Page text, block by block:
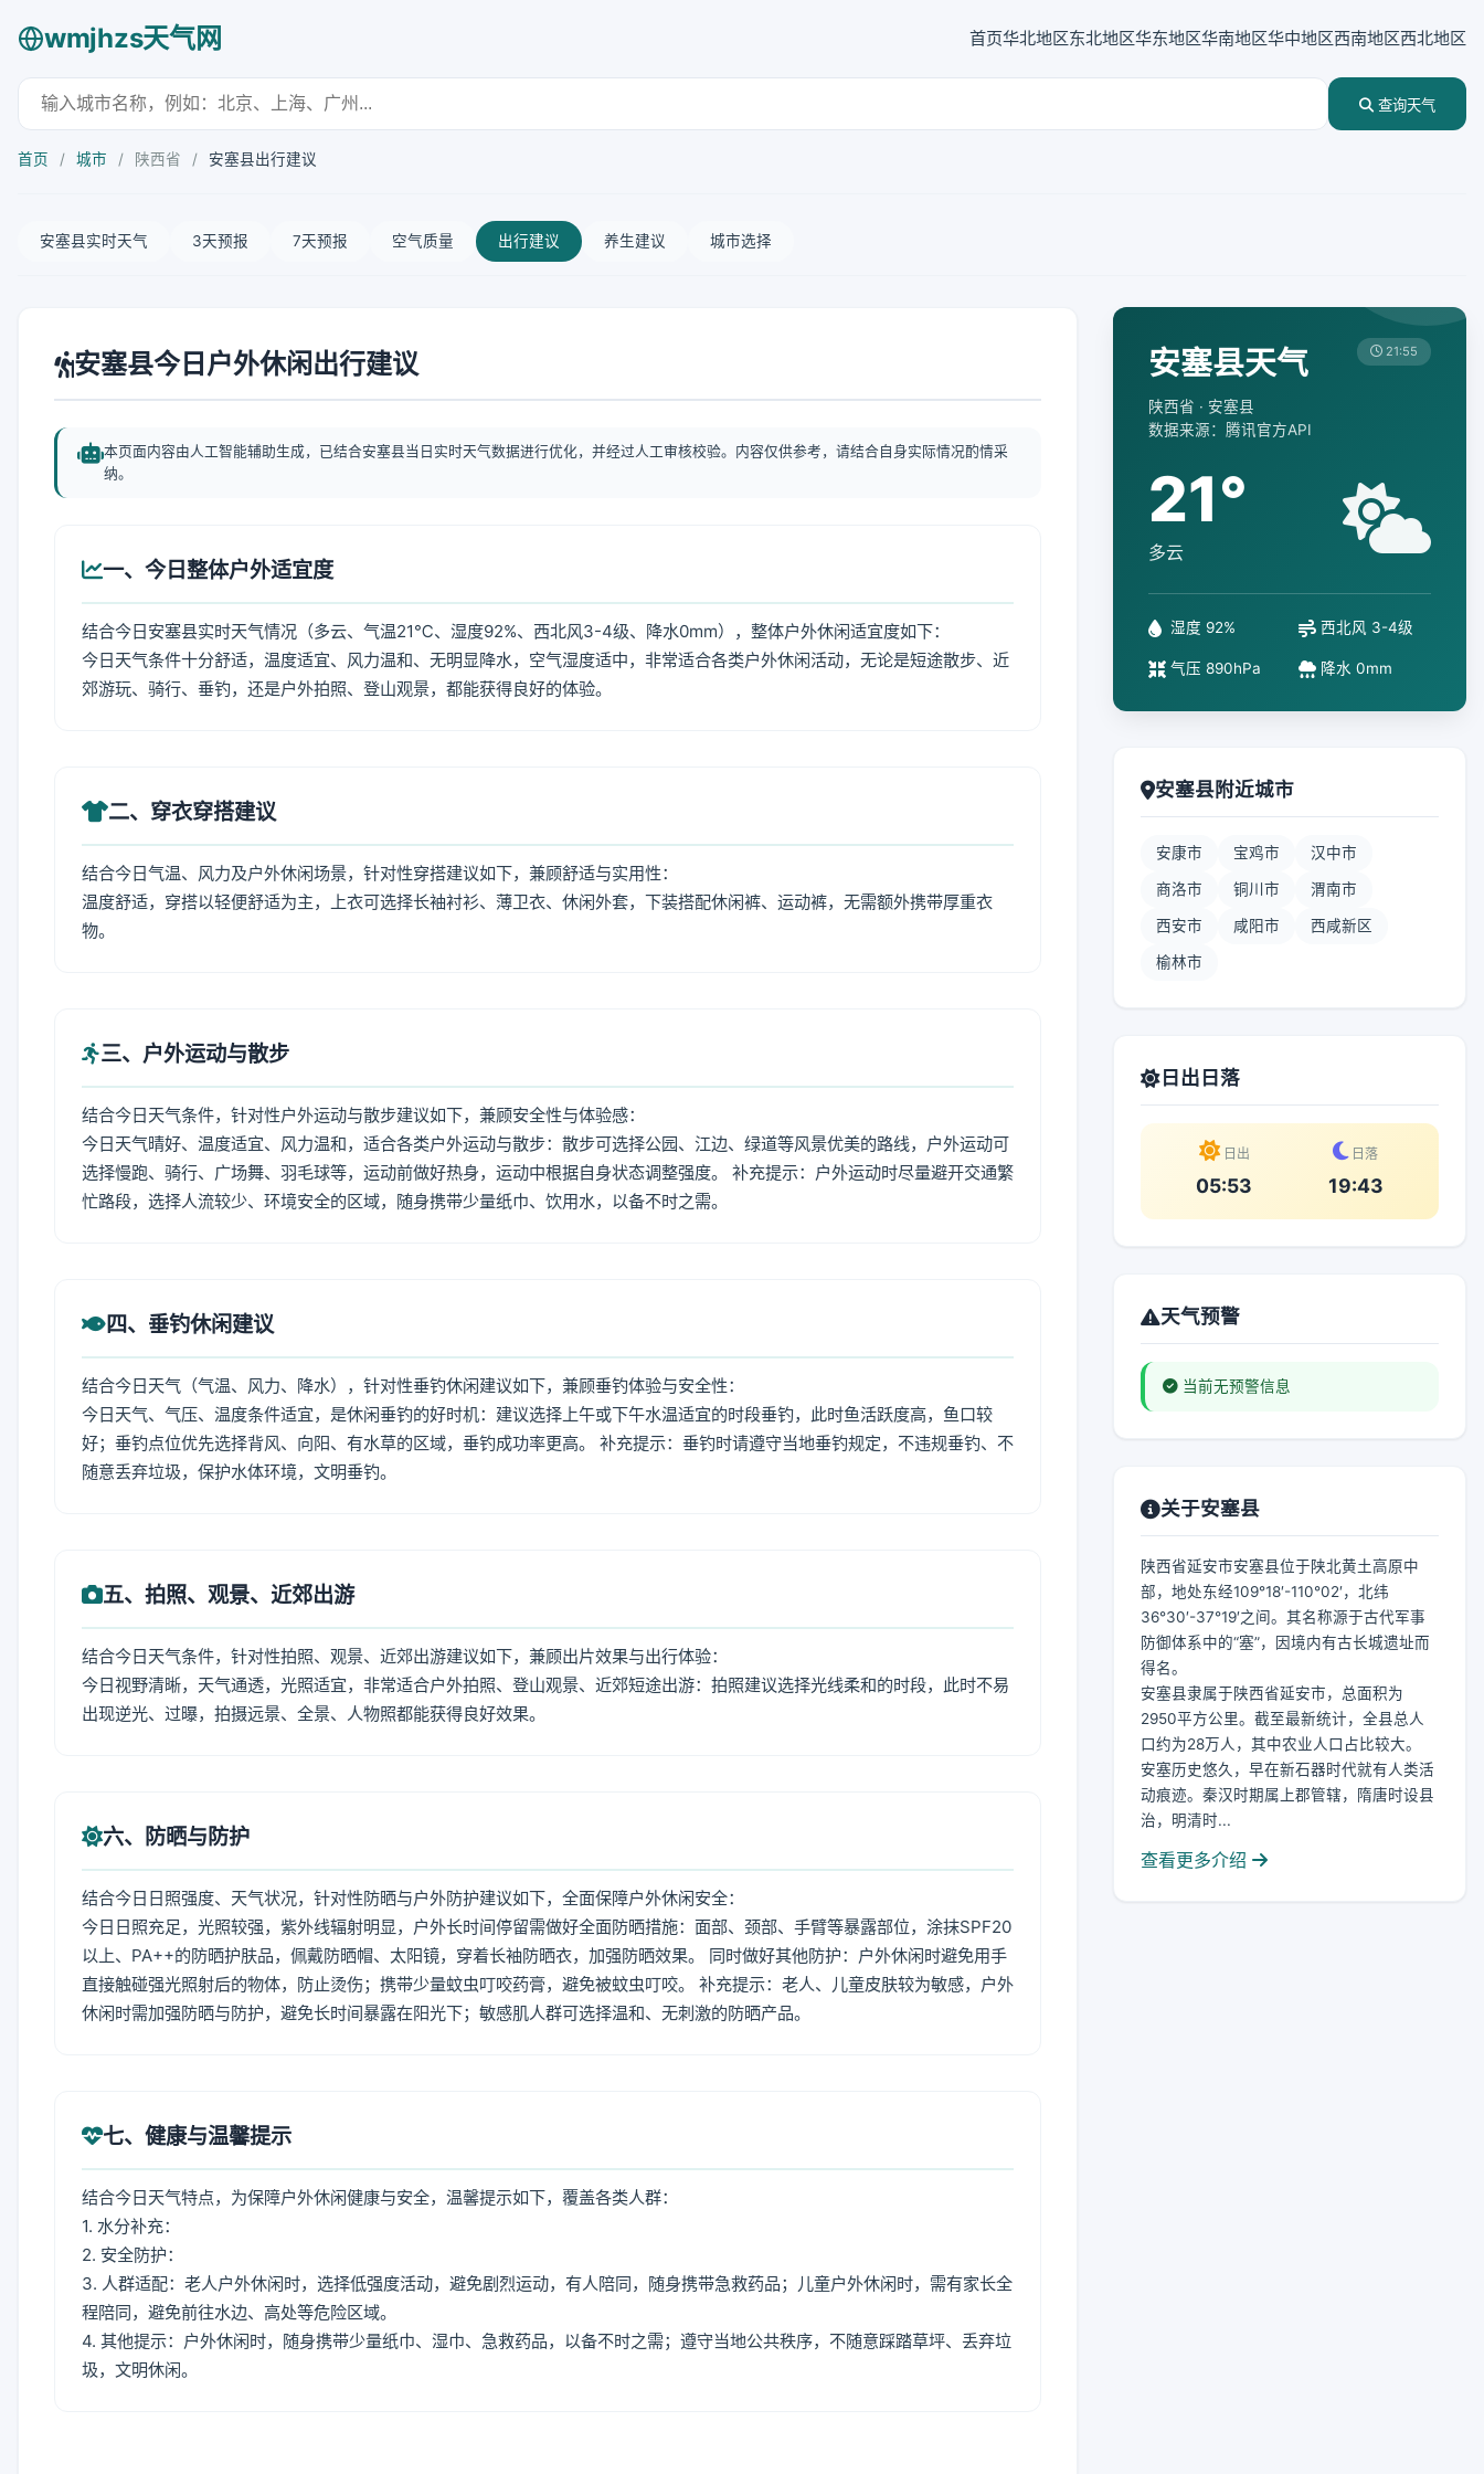
wmjhzs天气网 首页华北地区东北地区华东地区华南地区华中地区西南地区西北地区
查询天气
首页 / 城市 / 陕西省 / 安塞县出行建议
安塞县实时天气 3天预报 7天预报 空气质量 出行建议 养生建议 城市选择
安塞县今日户外休闲出行建议
本页面内容由人工智能辅助生成，已结合安塞县当日实时天气数据进行优化，并经过人工审核校验。内容仅供参考，请结合自身实际情况酌情采
纳。
一、今日整体户外适宜度
结合今日安塞县实时天气情况（多云、气温21℃、湿度92%、西北风3-4级、降水0mm），整体户外休闲适宜度如下：
今日天气条件十分舒适，温度适宜、风力温和、无明显降水，空气湿度适中，非常适合各类户外休闲活动，无论是短途散步、近
郊游玩、骑行、垂钓，还是户外拍照、登山观景，都能获得良好的体验。
二、穿衣穿搭建议
结合今日气温、风力及户外休闲场景，针对性穿搭建议如下，兼顾舒适与实用性：
温度舒适，穿搭以轻便舒适为主，上衣可选择长袖衬衫、薄卫衣、休闲外套，下装搭配休闲裤、运动裤，无需额外携带厚重衣
物。
三、户外运动与散步
结合今日天气条件，针对性户外运动与散步建议如下，兼顾安全性与体验感：
今日天气晴好、温度适宜、风力温和，适合各类户外运动与散步：散步可选择公园、江边、绿道等风景优美的路线，户外运动可
选择慢跑、骑行、广场舞、羽毛球等，运动前做好热身，运动中根据自身状态调整强度。 补充提示：户外运动时尽量避开交通繁
忙路段，选择人流较少、环境安全的区域，随身携带少量纸巾、饮用水，以备不时之需。
四、垂钓休闲建议
结合今日天气（气温、风力、降水），针对性垂钓休闲建议如下，兼顾垂钓体验与安全性：
今日天气、气压、温度条件适宜，是休闲垂钓的好时机：建议选择上午或下午水温适宜的时段垂钓，此时鱼活跃度高，鱼口较
好；垂钓点位优先选择背风、向阳、有水草的区域，垂钓成功率更高。 补充提示：垂钓时请遵守当地垂钓规定，不违规垂钓、不
随意丢弃垃圾，保护水体环境，文明垂钓。
五、拍照、观景、近郊出游
结合今日天气条件，针对性拍照、观景、近郊出游建议如下，兼顾出片效果与出行体验：
今日视野清晰，天气通透，光照适宜，非常适合户外拍照、登山观景、近郊短途出游：拍照建议选择光线柔和的时段，此时不易
出现逆光、过曝，拍摄远景、全景、人物照都能获得良好效果。
六、防晒与防护
结合今日日照强度、天气状况，针对性防晒与户外防护建议如下，全面保障户外休闲安全：
今日日照充足，光照较强，紫外线辐射明显，户外长时间停留需做好全面防晒措施：面部、颈部、手臂等暴露部位，涂抹SPF20
以上、PA++的防晒护肤品，佩戴防晒帽、太阳镜，穿着长袖防晒衣，加强防晒效果。 同时做好其他防护：户外休闲时避免用手
直接触碰强光照射后的物体，防止烫伤；携带少量蚊虫叮咬药膏，避免被蚊虫叮咬。 补充提示：老人、儿童皮肤较为敏感，户外
休闲时需加强防晒与防护，避免长时间暴露在阳光下；敏感肌人群可选择温和、无刺激的防晒产品。
七、健康与温馨提示
结合今日天气特点，为保障户外休闲健康与安全，温馨提示如下，覆盖各类人群：
1. 水分补充：
2. 安全防护：
3. 人群适配：老人户外休闲时，选择低强度活动，避免剧烈运动，有人陪同，随身携带急救药品；儿童户外休闲时，需有家长全
程陪同，避免前往水边、高处等危险区域。
4. 其他提示：户外休闲时，随身携带少量纸巾、湿巾、急救药品，以备不时之需；遵守当地公共秩序，不随意踩踏草坪、丢弃垃
圾，文明休闲。
安塞县天气
陕西省 · 安塞县
数据来源：腾讯官方API
21:55
21°
多云
湿度 92% 西北风 3-4级
气压 890hPa 降水 0mm
安塞县附近城市
安康市 宝鸡市 汉中市
商洛市 铜川市 渭南市
西安市 咸阳市 西咸新区
榆林市
日出日落
日出
05:53
日落
19:43
天气预警
当前无预警信息
关于安塞县
陕西省延安市安塞县位于陕北黄土高原中
部，地处东经109°18′-110°02′，北纬
36°30′-37°19′之间。其名称源于古代军事
防御体系中的“塞”，因境内有古长城遗址而
得名。
安塞县隶属于陕西省延安市，总面积为
2950平方公里。截至最新统计，全县总人
口约为28万人，其中农业人口占比较大。
安塞历史悠久，早在新石器时代就有人类活
动痕迹。秦汉时期属上郡管辖，隋唐时设县
治，明清时...
查看更多介绍